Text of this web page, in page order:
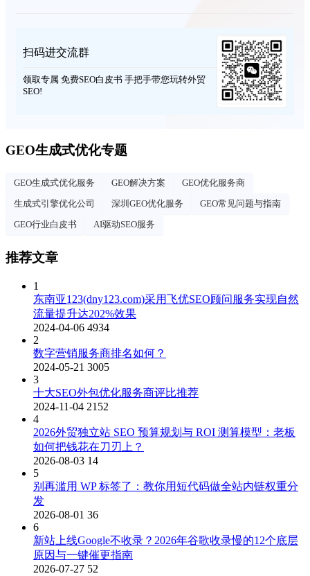
扫码进交流群
领取专属 免费SEO白皮书 手把手带您玩转外贸
SEO!
GEO生成式优化专题
GEO生成式优化服务 GEO解决方案
GEO优化服务商
生成式引擎优化公司
深圳GEO优化服务
GEO常见问题与指南
GEO行业白皮书
AI驱动SEO服务
推荐文章
1
东南亚123(dny123.com)采用飞优SEO顾问服务实现自然
流量提升达202%效果
2024-04-06 4934
2
数字营销服务商排名如何？
2024-05-21 3005
3
十大SEO外包优化服务商评比推荐
2024-11-04 2152
4
2026外贸独立站 SEO 预算规划与 ROI 测算模型：老板
如何把钱花在刀刃上？
2026-08-03 14
5
别再滥用 WP 标签了：教你用短代码做全站内链权重分
发
2026-08-01 36
6
新站上线Google不收录？2026年谷歌收录慢的12个底层
原因与一键催更指南
2026-07-27 52